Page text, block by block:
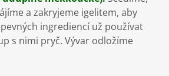
a zakryjeme igelitem, aby
ingrediencí už používat
s nimi pryč. Vývar odložíme